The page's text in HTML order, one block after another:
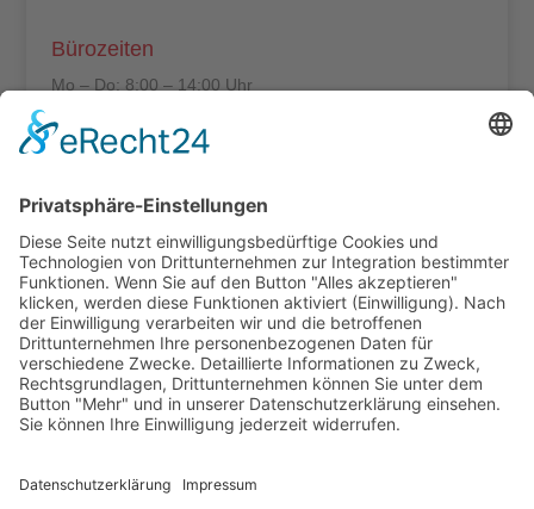
Bürozeiten
Mo – Do: 8:00 – 14:00 Uhr
Fr: 8:00 – 12:00 Uhr
Termine außerhalb unserer Geschäftszeiten nur
nach Absprache.
Folgt uns auf facebook